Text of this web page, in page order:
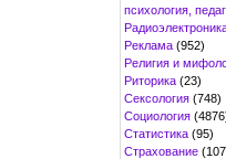
психология,
Реклама (952)
Религия и
Риторика (23)
Сексология (748)
Социология
Статистика (95)
Страхование